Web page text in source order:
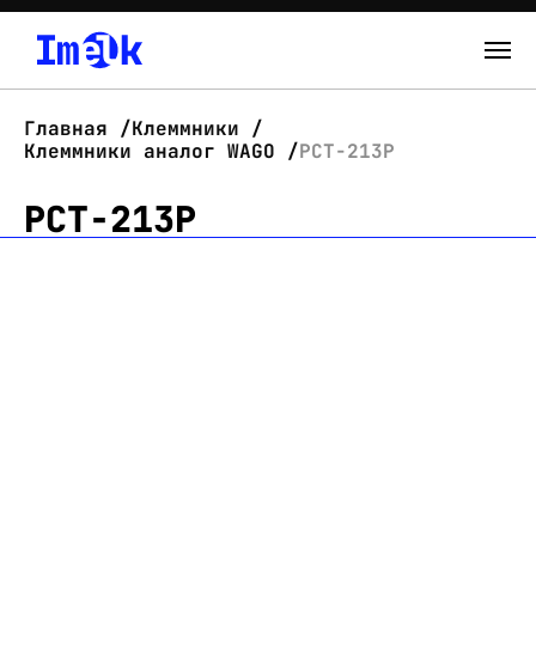
О нас
Новости
Главная
Клеммники
Клеммники аналог WAGO
PCT-213P
PCT-213P